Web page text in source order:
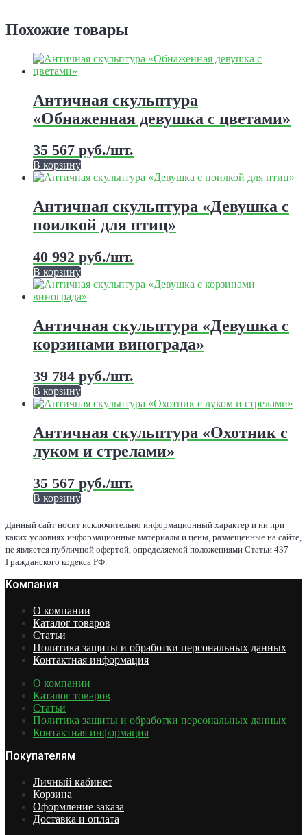
Похожие товары
Античная скульптура
«Обнаженная девушка с цветами»
35 567 руб./шт.
В корзину
Этот
имеет
несколько
вариаций.
можно
выбрать
на
странице
товара.
Античная скульптура «Девушка с
поилкой для птиц»
40 992 руб./шт.
В корзину
Этот
товар
несколько
вариаций.
Опции
выбрать
на
странице
товара.
Античная скульптура «Девушка с
корзинами винограда»
39 784 руб./шт.
В корзину
Этот
имеет
несколько
вариаций.
можно
выбрать
на
товара.
Античная скульптура «Охотник с
луком и стрелами»
35 567 руб./шт.
В корзину
товар
имеет
несколько
вариаций.
можно
на
странице
товара.
Данный сайт носит исключительно информационный характер и ни при
каких условиях информационные материалы и цены, размещенные на сайте,
не является публичной офертой, определяемой положениями Статьи 437
Гражданского кодекса РФ.
Компания
О компании
Каталог товаров
Статьи
Политика защиты и обработки персональных данных
Контактная информация
О компании
Каталог товаров
Статьи
Политика защиты и обработки персональных данных
Контактная информация
Покупателям
Личный кабинет
Корзина
Оформление заказа
Доставка и оплата